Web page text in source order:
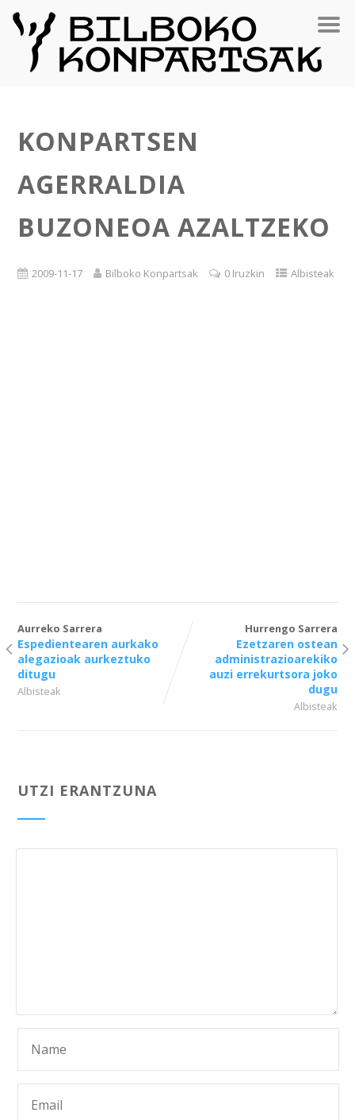
KONPARTSEN
AGERRALDIA
BUZONEOA AZALTZEKO
2009-11-17 Bilboko Konpartsak 0 Iruzkin Albisteak
Aurreko Sarrera
Espedientearen aurkako
alegazioak aurkeztuko
ditugu
Albisteak
Hurrengo Sarrera
Ezetzaren ostean
administrazioarekiko
auzi errekurtsora joko
dugu
Albisteak
UTZI ERANTZUNA